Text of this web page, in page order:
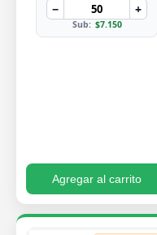
− +
Sub: $7.150
Agregar al carrito